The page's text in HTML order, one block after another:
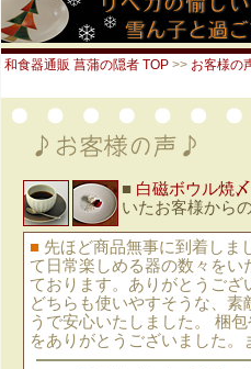
和食器通販 菖蒲の隠者 TOP >> お客様の
■ 白磁ボウル焼
いたお客様から
■ 先ほど商品無事に到着しま
て日常楽しめる器の数々を
ております。ありがとうござ
どちらも使いやすそうな、
うで安心いたしました。 梱
をありがとうございました